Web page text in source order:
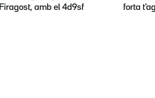
Firagost, amb el 4d9sf
forta